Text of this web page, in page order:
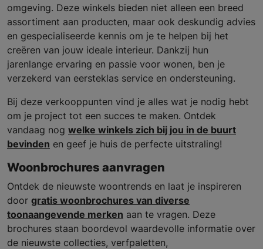
omgeving. Deze winkels bieden niet alleen een breed
assortiment aan producten, maar ook deskundig advies
en gespecialiseerde kennis om je te helpen bij het
creëren van jouw ideale interieur. Dankzij hun
jarenlange ervaring en passie voor wonen, ben je
verzekerd van eersteklas service en ondersteuning.
Bij deze verkooppunten vind je alles wat je nodig hebt
om je project tot een succes te maken. Ontdek
vandaag nog welke winkels zich bij jou in de buurt
bevinden en geef je huis de perfecte uitstraling!
Woonbrochures aanvragen
Ontdek de nieuwste woontrends en laat je inspireren
door gratis woonbrochures van diverse
toonaangevende merken aan te vragen. Deze
brochures staan boordevol waardevolle informatie over
de nieuwste collecties, verfpaletten,